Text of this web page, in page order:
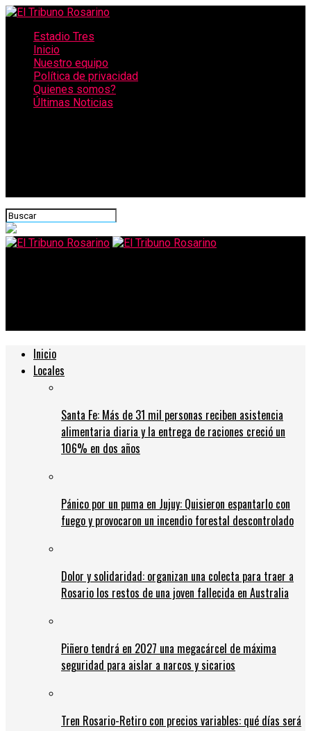
Estadio Tres
Inicio
Nuestro equipo
Política de privacidad
Quienes somos?
Últimas Noticias
Inicio
Locales
Santa Fe: Más de 31 mil personas reciben asistencia
alimentaria diaria y la entrega de raciones creció un
106% en dos años
Pánico por un puma en Jujuy: Quisieron espantarlo con
fuego y provocaron un incendio forestal descontrolado
Dolor y solidaridad: organizan una colecta para traer a
Rosario los restos de una joven fallecida en Australia
Piñero tendrá en 2027 una megacárcel de máxima
seguridad para aislar a narcos y sicarios
Tren Rosario-Retiro con precios variables: qué días será